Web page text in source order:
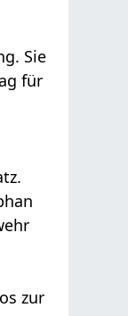
Sie
für
zur